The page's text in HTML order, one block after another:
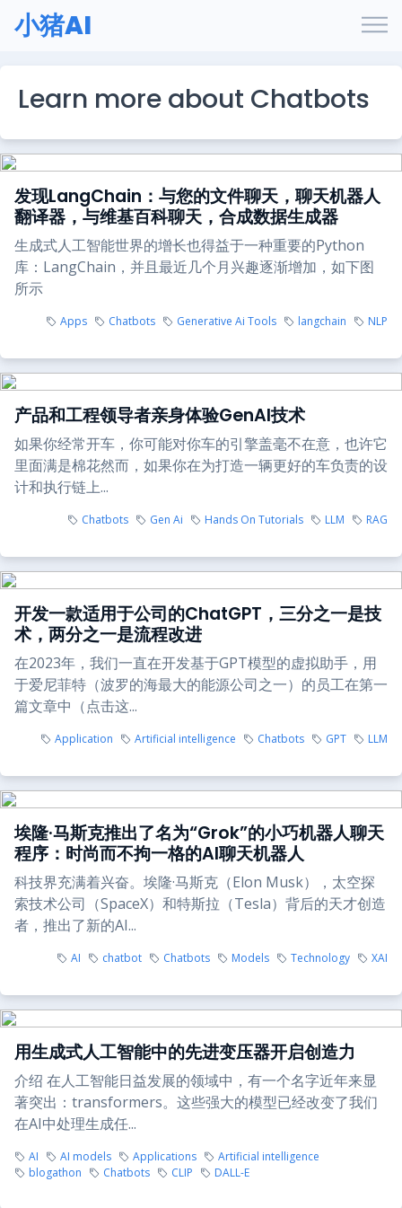
小猪AI
Learn more about Chatbots
发现LangChain：与您的文件聊天，聊天机器人
翻译器，与维基百科聊天，合成数据生成器
生成式人工智能世界的增长也得益于一种重要的Python
库：LangChain，并且最近几个月兴趣逐渐增加，如下图
所示
Apps Chatbots Generative Ai Tools langchain NLP
产品和工程领导者亲身体验GenAI技术
如果你经常开车，你可能对你车的引擎盖毫不在意，也许它
里面满是棉花然而，如果你在为打造一辆更好的车负责的设
计和执行链上...
Chatbots Gen Ai Hands On Tutorials LLM RAG
开发一款适用于公司的ChatGPT，三分之一是技
术，两分之一是流程改进
在2023年，我们一直在开发基于GPT模型的虚拟助手，用
于爱尼菲特（波罗的海最大的能源公司之一）的员工在第一
篇文章中（点击这...
Application Artificial intelligence Chatbots GPT LLM
埃隆·马斯克推出了名为“Grok”的小巧机器人聊天
程序：时尚而不拘一格的AI聊天机器人
科技界充满着兴奋。埃隆·马斯克（Elon Musk），太空探
索技术公司（SpaceX）和特斯拉（Tesla）背后的天才创造
者，推出了新的AI...
AI chatbot Chatbots Models Technology XAI
用生成式人工智能中的先进变压器开启创造力
介绍 在人工智能日益发展的领域中，有一个名字近年来显
著突出：transformers。这些强大的模型已经改变了我们
在AI中处理生成任...
AI AI models Applications
Artificial intelligence
blogathon
Chatbots CLIP DALL-E